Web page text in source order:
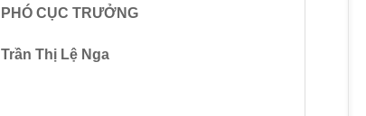
PHÓ CỤC TRƯỞNG
Trần Thị Lệ Nga